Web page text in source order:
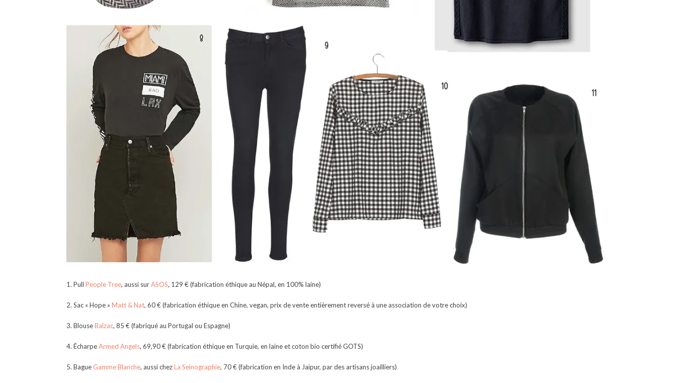
1. Pull People Tree, aussi surASOS, 129 € (fabrication éthique au Népal, en 100% laine)
2. Sac « Hope » Matt & Nat, 60 € (fabrication éthique en Chine, vegan, prix de vente entièrement reversé à une association de votre choix)
3. BlouseBalzac, 85 € (fabriqué au Portugal ou Espagne)
4. ÉcharpeArmed Angels, 69,90 € (fabrication éthique en Turquie, en laine et coton bio certifié GOTS)
5. Bague Gamme Blanche, aussi chezLa Seinographie, 70 € (fabrication en Inde à Jaipur, par des artisans joailliers)